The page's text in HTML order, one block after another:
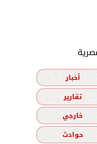
أخبار
تقارير
خارجي
حوادث